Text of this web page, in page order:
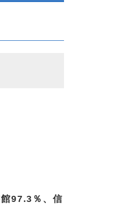
97.3％、信